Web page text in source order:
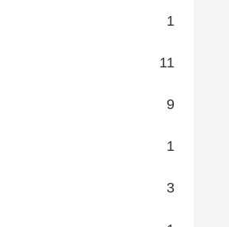
1
11
9
1
3